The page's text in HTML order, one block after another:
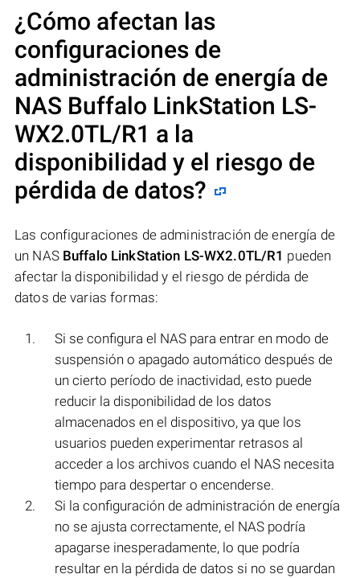
¿Cómo afectan las
configuraciones de
administración de energía de
NAS Buffalo LinkStation LS-
WX2.0TL/R1 a la
disponibilidad y el riesgo de
pérdida de datos?
Las configuraciones de administración de energía de
un NAS Buffalo LinkStation LS-WX2.0TL/R1 pueden
afectar la disponibilidad y el riesgo de pérdida de
datos de varias formas:
Si se configura el NAS para entrar en modo de
suspensión o apagado automático después de
un cierto período de inactividad, esto puede
reducir la disponibilidad de los datos
almacenados en el dispositivo, ya que los
usuarios pueden experimentar retrasos al
acceder a los archivos cuando el NAS necesita
tiempo para despertar o encenderse.
Si la configuración de administración de energía
no se ajusta correctamente, el NAS podría
apagarse inesperadamente, lo que podría
resultar en la pérdida de datos si no se guardan